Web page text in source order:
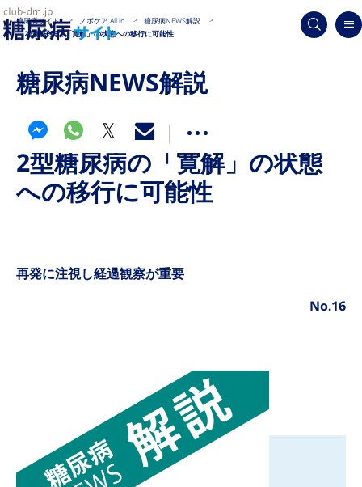
糖尿病サイト ノボケア All in
糖尿病NEWS解説
2型糖尿病の「寛解」の状態への移行に可能性
糖尿病NEWS解説
2型糖尿病の「寛解」の状態
への移行に可能性
再発に注視し経過観察が重要
No.16